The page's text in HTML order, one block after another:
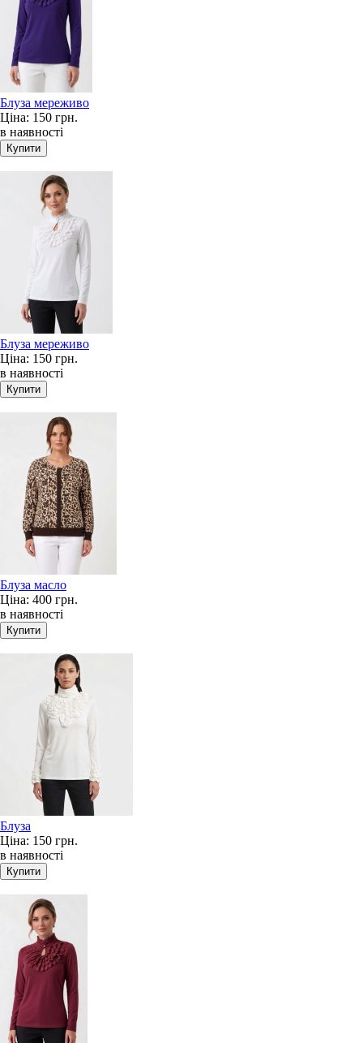
Блуза мереживо
Ціна: 150 грн.
в наявності
Блуза мереживо
Ціна: 150 грн.
в наявності
Блуза масло
Ціна: 400 грн.
в наявності
Блуза
Ціна: 150 грн.
в наявності